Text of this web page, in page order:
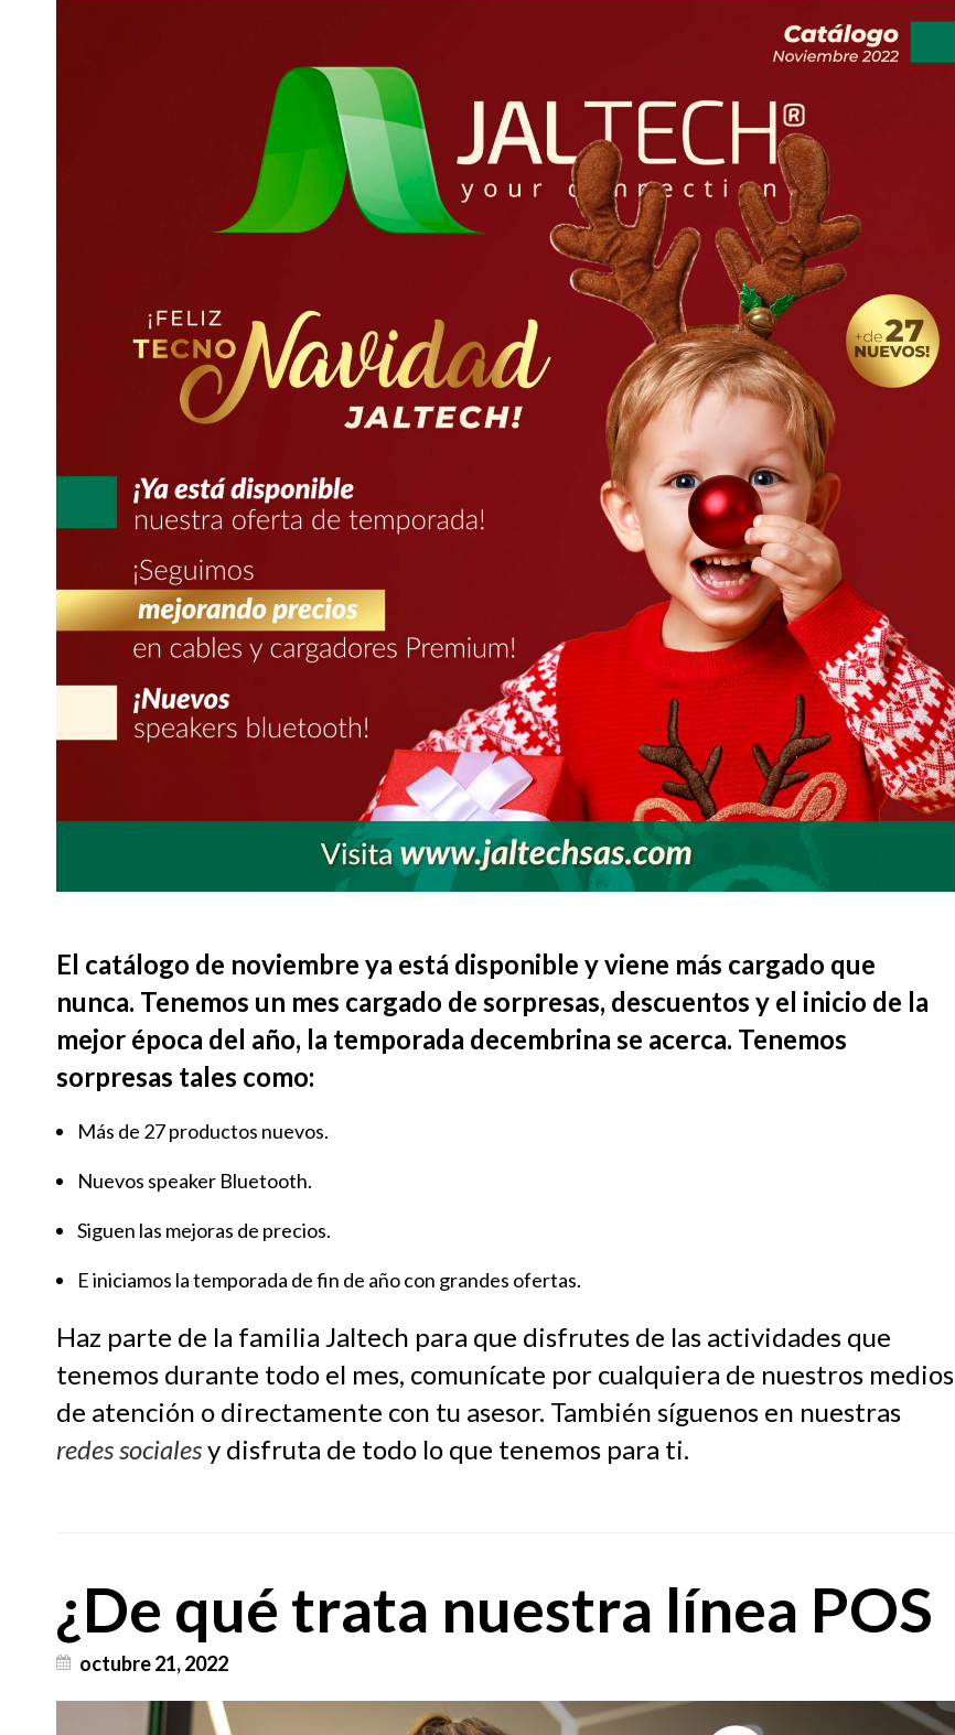
El catálogo de noviembre ya está disponible y viene más cargado que
nunca. Tenemos un mes cargado de sorpresas, descuentos y el inicio de la
mejor época del año, la temporada decembrina se acerca. Tenemos
sorpresas tales como:
Más de 27 productos nuevos.
Nuevos speaker Bluetooth.
Siguen las mejoras de precios.
E iniciamos la temporada de fin de año con grandes ofertas.
Haz parte de la familia Jaltech para que disfrutes de las actividades que
tenemos durante todo el mes, comunícate por cualquiera de nuestros medios
de atención o directamente con tu asesor. También síguenos en nuestras
redes socialesy disfruta de todo lo que tenemos para ti.
¿De qué trata nuestra línea POS
octubre 21, 2022